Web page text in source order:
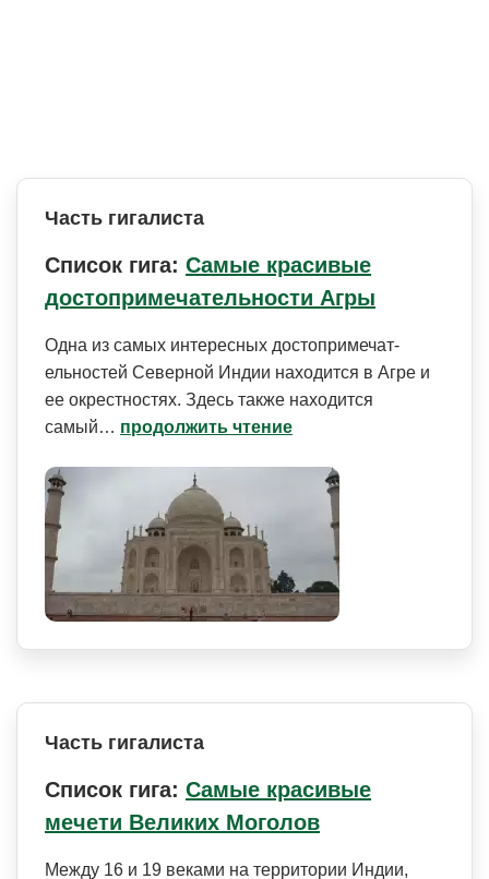
Часть гигалиста
Список гига: Самые красивые
достопримечательности Агры
Одна из самых интересных достопримечат­
ельностей Северной Индии находится в Агре и
ее окрестностях. Здесь также находится
самый… продолжить чтение
Часть гигалиста
Список гига: Самые красивые
мечети Великих Моголов
Между 16 и 19 веками на территории Индии,